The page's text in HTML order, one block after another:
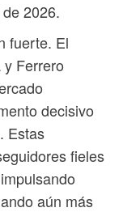
2026.
fuerte. El
Ferrero
decisivo
Estas
fieles
aún más